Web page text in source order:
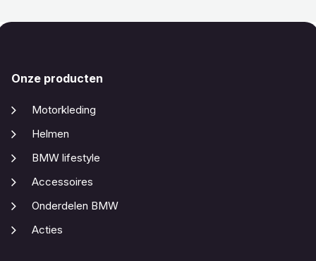
Onze producten
Motorkleding
Helmen
BMW lifestyle
Accessoires
Onderdelen BMW
Acties